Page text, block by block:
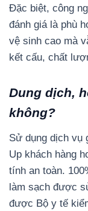
Đặc biệt, công
đánh giá là phù
vệ sinh cao mà
kết cấu, chất
Dung dịch,
không?
Sử dụng dịch vụ
Up khách hàng
tính an toàn.
làm sạch được
được Bộ y tế